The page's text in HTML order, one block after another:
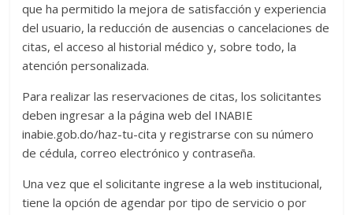
que ha permitido la mejora de satisfacción y experiencia
del usuario, la reducción de ausencias o cancelaciones de
citas, el acceso al historial médico y, sobre todo, la
atención personalizada.
Para realizar las reservaciones de citas, los solicitantes
deben ingresar a la página web del INABIE
inabie.gob.do/haz-tu-cita y registrarse con su número
de cédula, correo electrónico y contraseña.
Una vez que el solicitante ingrese a la web institucional,
tiene la opción de agendar por tipo de servicio o por